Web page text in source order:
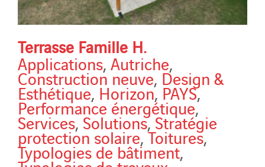
Terrasse Famille H.
Applications, Autriche,
Construction neuve,Design &
Esthétique,Horizon, PAYS,
Performance énergétique,
Services,Solutions,Stratégie
protection solaire,Toitures,
Typologies de bâtiment,